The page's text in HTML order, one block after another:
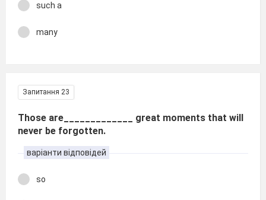
such a
many
Запитання 23
Those are_____________ great moments that will
never be forgotten.
варіанти відповідей
so